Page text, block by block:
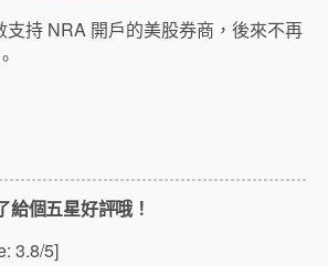
持 NRA 開戶的美股券商，後來不再
給個五星好評哦！
3.8/5]